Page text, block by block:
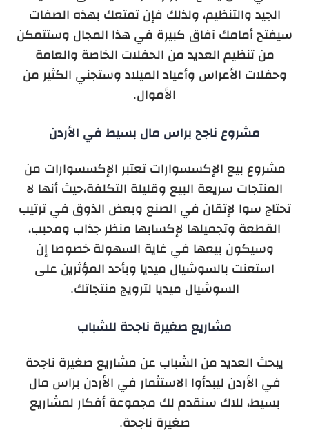
الجيد والتنظيم، ولذلك فإن تمتعك بهذه الصفات
سيفتح أمامك آفاق كبيرة في هذا المجال وستتمكن
من تنظيم العديد من الحفلات الخاصة والعامة
وحفلات الأعراس وأعياد الميلاد وستجني الكثير من
الأموال.
مشروع ناجح براس مال بسيط في الأردن
مشروع بيع الإكسسوارات تعتبر الإكسسوارات من
المنتجات سريعة البيع وقليلة التكلفة،حيث أنها لا
تحتاج سوا لإتقان في الصنع وبعض الذوق في ترتيب
القطعة وتجميلها لإكسابها منظر جذاب ومحبب،
وسيكون بيعها في غاية السهولة خصوصا إن
استعنت بالسوشيال ميديا وبأحد المؤثرين على
السوشيال ميديا لترويج منتجاتك.
مشاريع صغيرة ناجحة للشباب
يبحث العديد من الشباب عن مشاريع صغيرة ناجحة
في الأردن ليبدأوا الاستثمار في الأردن براس مال
بسيط، للاك سنقدم لك مجموعة أفكار لمشاريع
صغيرة ناجحة.